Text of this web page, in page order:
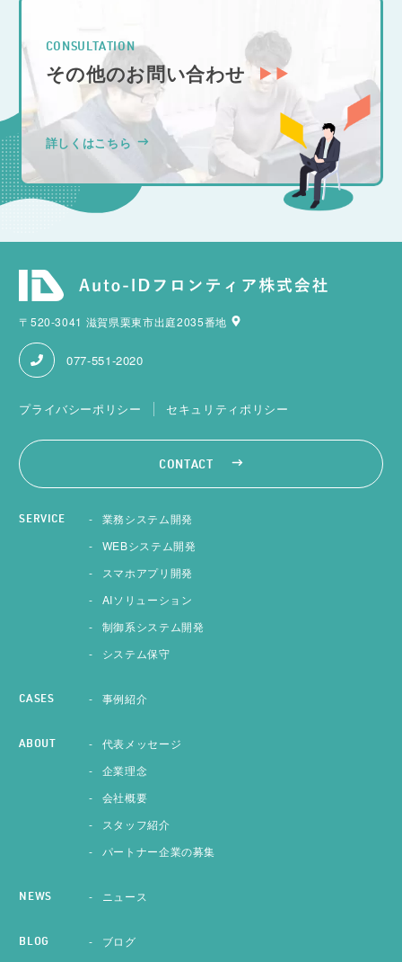
CONSULTATION
その他のお問い合わせ
詳しくはこちら
〒520-3041 滋賀県栗東市出庭2035番地
077-551-2020
プライバシーポリシー セキュリティポリシー
CONTACT
SERVICE
業務システム開発
WEBシステム開発
スマホアプリ開発
AIソリューション
制御系システム開発
システム保守
CASES 事例紹介
ABOUT
代表メッセージ
企業理念
会社概要
スタッフ紹介
パートナー企業の募集
NEWS ニュース
BLOG ブログ